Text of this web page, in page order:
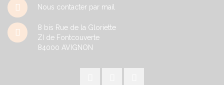
Nous contacter par mail
8 bis Rue de la Gloriette
ZI de Fontcouverte
84000 AVIGNON